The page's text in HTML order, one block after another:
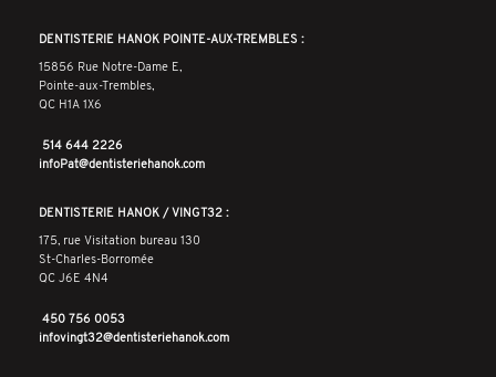
DENTISTERIE HANOK POINTE-AUX-TREMBLES :
15856 Rue Notre-Dame E,
Pointe-aux-Trembles,
QC H1A 1X6
514 644 2226
infoPat@dentisteriehanok.com
DENTISTERIE HANOK / VINGT32 :
175, rue Visitation bureau 130
St-Charles-Borromée
QC J6E 4N4
450 756 0053
infovingt32@dentisteriehanok.com